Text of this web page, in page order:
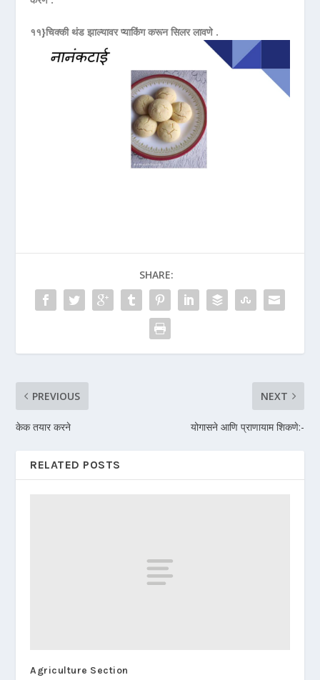
११}चिक्की थंड झाल्यावर प्याकिंग करून सिलर लावणे .
SHARE:
PREVIOUS
केक तयार करने
NEXT
योगासने आणि प्राणायाम शिकणे:-
RELATED POSTS
Agriculture Section